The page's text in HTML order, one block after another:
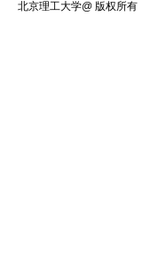
北京理工大学@ 版权所有